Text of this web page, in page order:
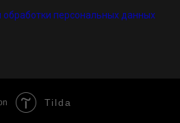
обработки персональных данных
Tilda